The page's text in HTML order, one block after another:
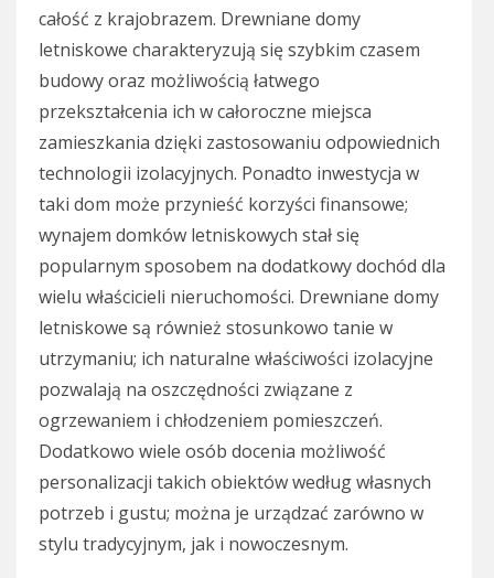
całość z krajobrazem. Drewniane domy
letniskowe charakteryzują się szybkim czasem
budowy oraz możliwością łatwego
przekształcenia ich w całoroczne miejsca
zamieszkania dzięki zastosowaniu odpowiednich
technologii izolacyjnych. Ponadto inwestycja w
taki dom może przynieść korzyści finansowe;
wynajem domków letniskowych stał się
popularnym sposobem na dodatkowy dochód dla
wielu właścicieli nieruchomości. Drewniane domy
letniskowe są również stosunkowo tanie w
utrzymaniu; ich naturalne właściwości izolacyjne
pozwalają na oszczędności związane z
ogrzewaniem i chłodzeniem pomieszczeń.
Dodatkowo wiele osób docenia możliwość
personalizacji takich obiektów według własnych
potrzeb i gustu; można je urządzać zarówno w
stylu tradycyjnym, jak i nowoczesnym.